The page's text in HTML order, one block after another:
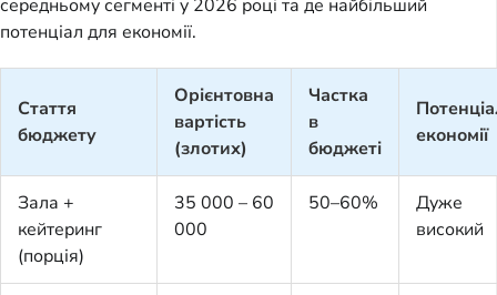
середньому сегменті у 2026 році та де найбільший
потенціал для економії.
Стаття
бюджету
Орієнтовна
вартість
(злотих)
Частка
в
бюджеті
економії
Зала +
кейтеринг
(порція)
35 000 – 60
000
50–60%
Дуже
високий